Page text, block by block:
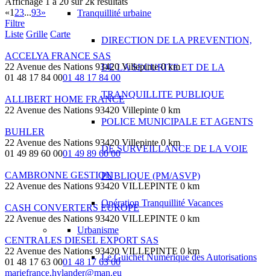
Tranquillité urbaine
DIRECTION DE LA PREVENTION,
DE LA SECURITE ET DE LA
TRANQUILLITE PUBLIQUE
POLICE MUNICIPALE ET AGENTS
DE SURVEILLANCE DE LA VOIE
PUBLIQUE (PM/ASVP)
Opération Tranquillité Vacances
Urbanisme
Le Guichet Numérique des Autorisations
«1 23...93»
Filtre
Liste Grille Carte
ACCELYA FRANCE SAS
22 Avenue des Nations 93420 Villepinte 0 km
01 48 17 84 0001 48 17 84 00
ALLIBERT HOME FRANCE
22 Avenue des Nations 93420 Villepinte 0 km
BUHLER
22 Avenue des Nations 93420 Villepinte 0 km
01 49 89 60 0001 49 89 60 00
CAMBRONNE GESTION
22 Avenue des Nations 93420 VILLEPINTE 0 km
CASH CONVERTERS EUROPE
22 Avenue des Nations 93420 VILLEPINTE 0 km
CENTRALES DIESEL EXPORT SAS
22 Avenue des Nations 93420 VILLEPINTE 0 km
01 48 17 63 0001 48 17 63 00
mariefrance.hylander@man.eu